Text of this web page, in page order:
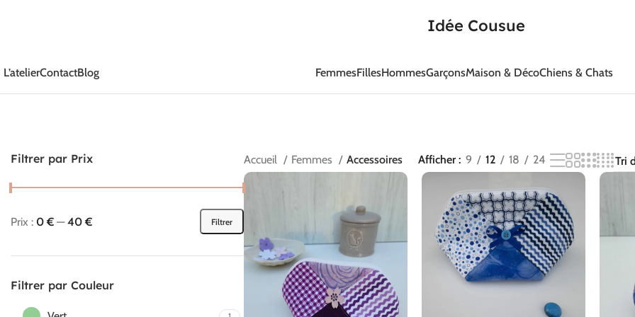
Idée Cousue
L’atelierContactBlog FemmesFillesHommesGarçonsMaison & DécoChiens & Chats
Filtrer par Prix
Filtrer
Prix : 0 € —40 €
Filtrer par Couleur
Accueil Femmes Accessoires Afficher 9 12 18 24